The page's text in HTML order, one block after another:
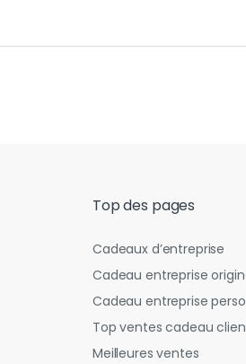
Top des pages
Cadeaux d’entreprise
Cadeau entreprise
Cadeau entreprise
Top ventes cadeau
Meilleures ventes